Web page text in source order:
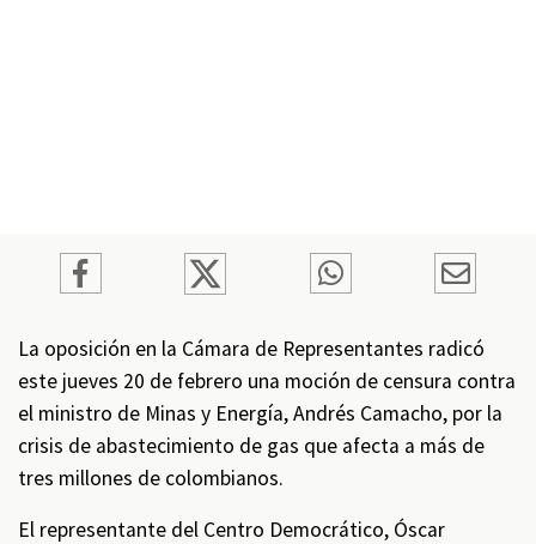
La oposición en la Cámara de Representantes radicó
este jueves 20 de febrero una moción de censura contra
el ministro de Minas y Energía, Andrés Camacho, por la
crisis de abastecimiento de gas que afecta a más de
tres millones de colombianos.
El representante del Centro Democrático, Óscar